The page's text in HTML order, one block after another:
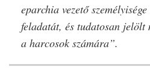
eparchia vezető
feladatát, és tudatosan jelölt
a harcosok számára”.